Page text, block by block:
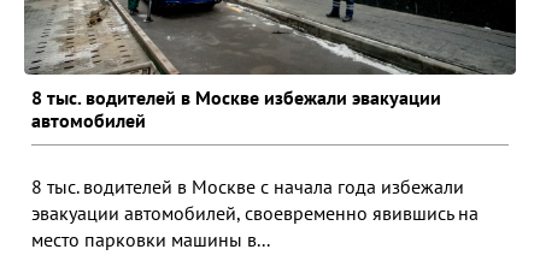
8 тыс. водителей в Москве избежали эвакуации
автомобилей
8 тыс. водителей в Москве с начала года избежали
эвакуации автомобилей, своевременно явившись на
место парковки машины в...